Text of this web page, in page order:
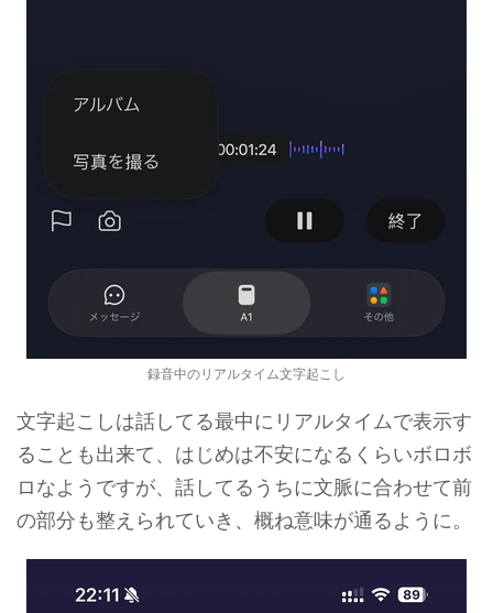
録音中のリアルタイム文字起こし
文字起こしは話してる最中にリアルタイムで表示す
ることも出来て、はじめは不安になるくらいボロボ
ロなようですが、話してるうちに文脈に合わせて前
の部分も整えられていき、概ね意味が通るように。